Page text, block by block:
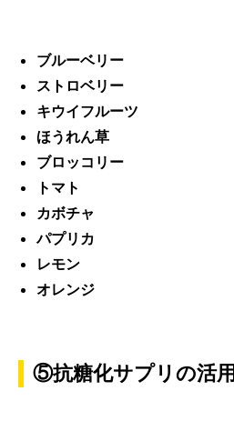
ブルーベリー
ストロベリー
キウイフルーツ
ほうれん草
ブロッコリー
トマト
カボチャ
パプリカ
レモン
オレンジ
⑤抗糖化サプリの活用